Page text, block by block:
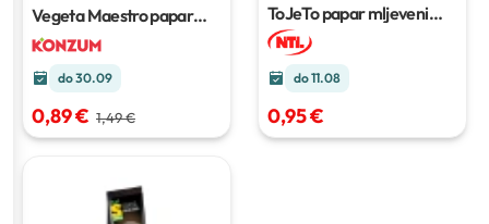
Vegeta Maestro papar
100 g
do 30.09
0,89 € 1,49 €
ToJeTo papar mljeveni
100 g
do 11.08
0,95 €